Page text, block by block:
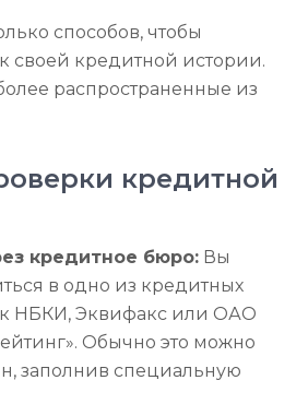
способов, чтобы
своей кредитной истории.
распространенные из
кредитной
кредитное бюро: Вы
в одно из кредитных
НБКИ, Эквифакс или ОАО
Обычно это можно
заполнив специальную